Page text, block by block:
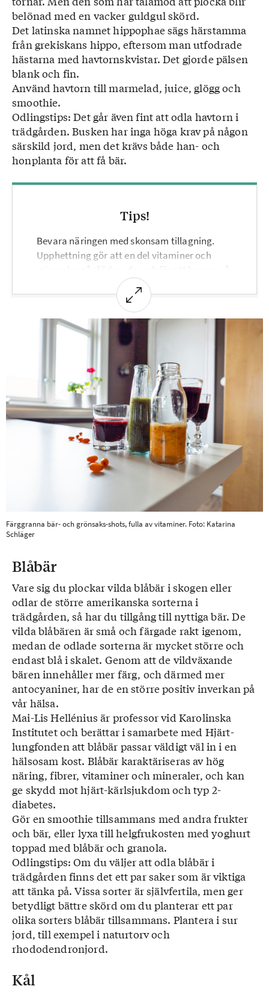
belönad med en vacker guldgul skörd.
Det latinska namnet hippophae sägs härstamma
från grekiskans hippo, eftersom man utfodrade
hästarna med havtornskvistar. Det gjorde pälsen
blank och fin.
Använd havtorn till marmelad, juice, glögg och
smoothie.
Odlingstips: Det går även fint att odla havtorn i
trädgården. Busken har inga höga krav på någon
särskild jord, men det krävs både han- och
honplanta för att få bär.
Tips!
Bevara näringen med skonsam tillagning.
Upphettning gör att en del vitaminer och
mineraler går förlorade, och för att bevara så
mycket som möjligt är det bra om
tillagningen sker med låg temperatur, lite
vätska och under kort tid.
Färggranna bär- och grönsaks-shots, fulla av vitaminer. Foto: Katarina
Schläger
Blåbär
Vare sig du plockar vilda blåbär i skogen eller
odlar de större amerikanska sorterna i
trädgården, så har du tillgång till nyttiga bär. De
vilda blåbären är små och färgade rakt igenom,
medan de odlade sorterna är mycket större och
endast blå i skalet. Genom att de vildväxande
bären innehåller mer färg, och därmed mer
antocyaniner, har de en större positiv inverkan på
vår hälsa.
Mai-Lis Hellénius är professor vid Karolinska
Institutet och berättar i samarbete med Hjärt-
lungfonden att blåbär passar väldigt väl in i en
hälsosam kost. Blåbär karaktäriseras av hög
näring, fibrer, vitaminer och mineraler, och kan
ge skydd mot hjärt-kärlsjukdom och typ 2-
diabetes.
Gör en smoothie tillsammans med andra frukter
och bär, eller lyxa till helgfrukosten med yoghurt
toppad med blåbär och granola.
Odlingstips: Om du väljer att odla blåbär i
trädgården finns det ett par saker som är viktiga
att tänka på. Vissa sorter är självfertila, men ger
betydligt bättre skörd om du planterar ett par
olika sorters blåbär tillsammans. Plantera i sur
jord, till exempel i naturtorv och
rhododendronjord.
Kål